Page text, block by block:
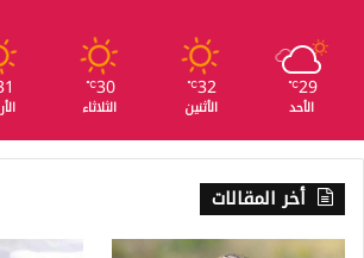
29
℃
الأحد
32
℃
الأثنين
30
℃
الثلاثاء
أخر المقالات